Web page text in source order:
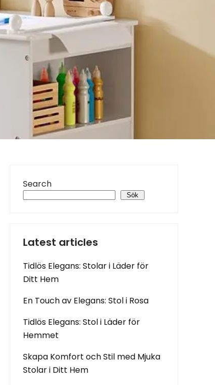
Search
Sök
Latest articles
Tidlös Elegans: Stolar i Läder för
Ditt Hem
En Touch av Elegans: Stol i Rosa
Tidlös Elegans: Stol i Läder för
Hemmet
Skapa Komfort och Stil med Mjuka
Stolar i Ditt Hem